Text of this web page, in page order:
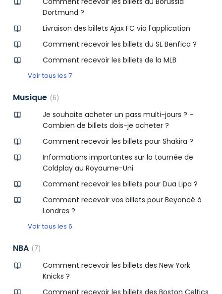
Dortmund ?
Livraison des billets Ajax FC via l'application
Comment recevoir les billets du SL Benfica ?
Comment recevoir les billets de la MLB
Voir tous les 7
Musique 6
Je souhaite acheter un pass multi-jours ? -
Combien de billets dois-je acheter ?
Comment recevoir les billets pour Shakira ?
Informations importantes sur la tournée de
Coldplay au Royaume-Uni
Comment recevoir les billets pour Dua Lipa ?
Comment recevoir vos billets pour Beyoncé à
Londres ?
Voir tous les 6
NBA 7
Comment recevoir les billets des New York
Knicks ?
Comment recevoir les billets des Boston Celtics